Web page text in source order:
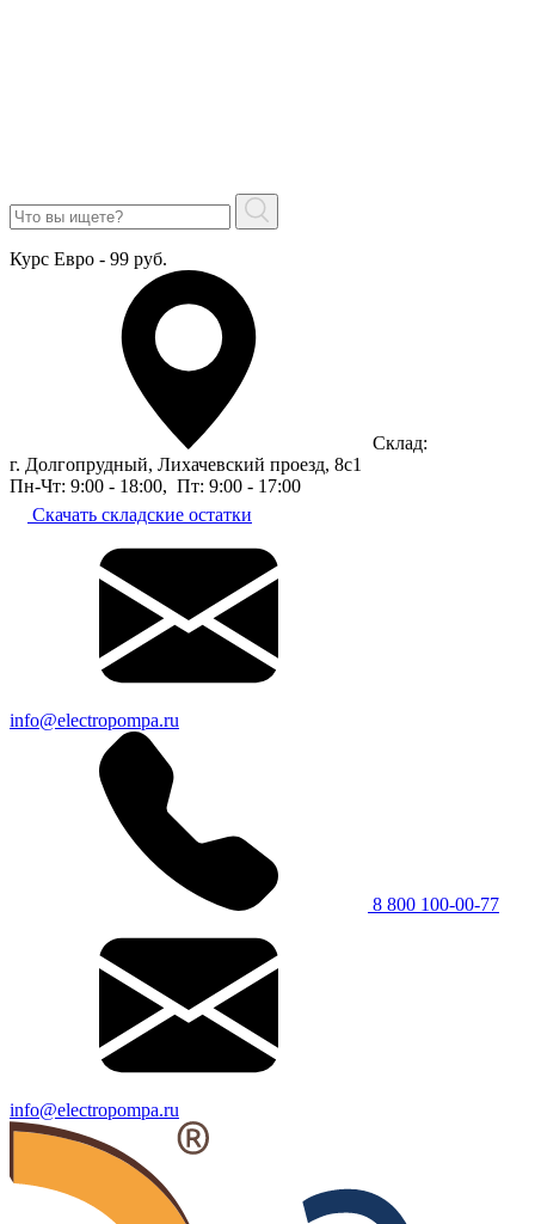
Курс Евро - 99 руб.
Склад:
г. Долгопрудный, Лихачевский проезд, 8c1
Пн-Чт: 9:00 - 18:00, Пт: 9:00 - 17:00
Скачать складские остатки
info@electropompa.ru
8 800 100-00-77
info@electropompa.ru